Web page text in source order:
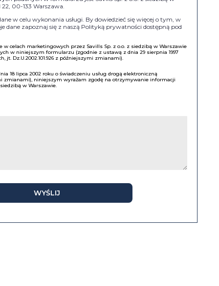
00-133 Warszawa.
w celu wykonania usługi. By dowiedzieć się więcej o tym, w
dane zapoznaj się z naszą Polityką prywatności dostępną pod
w celach marketingowych przez Savills Sp. z o.o. z siedzibą w Warszawie
w niniejszym formularzu (zgodnie z ustawą z dnia 29 sierpnia 1997
jt. Dz.U.2002.101.926 z późniejszymi zmianami).
18 lipca 2002 roku o świadczeniu usług drogą elektroniczną
zmianami), niniejszym wyrażam zgodę na otrzymywanie informacji
w Warszawie.
WYŚLIJ